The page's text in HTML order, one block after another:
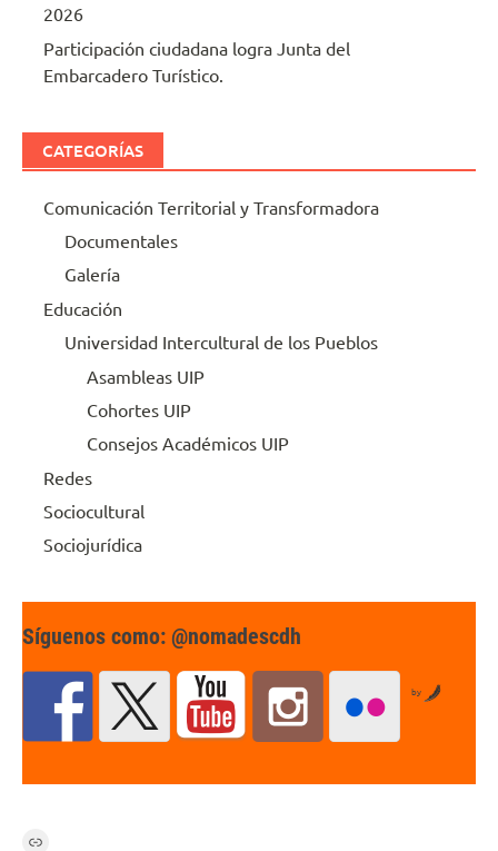
2026
Participación ciudadana logra Junta del
Embarcadero Turístico.
CATEGORÍAS
Comunicación Territorial y Transformadora
Documentales
Galería
Educación
Universidad Intercultural de los Pueblos
Asambleas UIP
Cohortes UIP
Consejos Académicos UIP
Redes
Sociocultural
Sociojurídica
Síguenos como: @nomadescdh
by
Link